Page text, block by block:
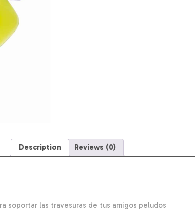
Description Reviews (0)
soportar las travesuras de tus amigos peludos